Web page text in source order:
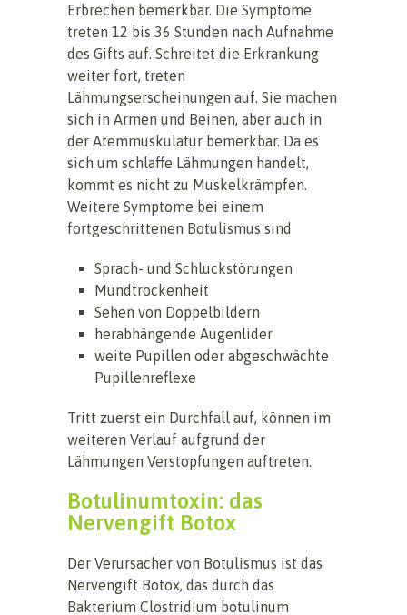
Erbrechen bemerkbar. Die Symptome
treten 12 bis 36 Stunden nach Aufnahme
des Gifts auf. Schreitet die Erkrankung
weiter fort, treten
Lähmungserscheinungen auf. Sie machen
sich in Armen und Beinen, aber auch in
der Atemmuskulatur bemerkbar. Da es
sich um schlaffe Lähmungen handelt,
kommt es nicht zu Muskelkrämpfen.
Weitere Symptome bei einem
fortgeschrittenen Botulismus sind
Sprach- und Schluckstörungen
Mundtrockenheit
Sehen von Doppelbildern
herabhängende Augenlider
weite Pupillen oder abgeschwächte
Pupillenreflexe
Tritt zuerst ein Durchfall auf, können im
weiteren Verlauf aufgrund der
Lähmungen Verstopfungen auftreten.
Botulinumtoxin: das
Nervengift Botox
Der Verursacher von Botulismus ist das
Nervengift Botox, das durch das
Bakterium Clostridium botulinum